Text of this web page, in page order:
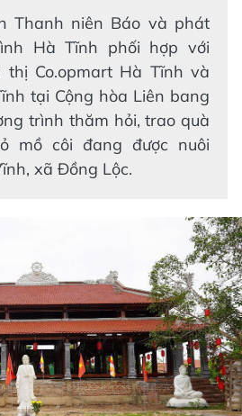
Thanh niên Báo và phát
Hà Tĩnh phối hợp với
Co.opmart Hà Tĩnh và
tại Cộng hòa Liên bang
trình thăm hỏi, trao quà
mồ côi đang được nuôi
xã Đồng Lộc.